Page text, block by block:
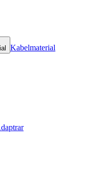
Kabelmaterial